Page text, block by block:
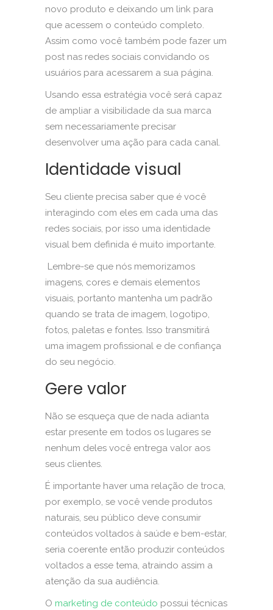
novo produto e deixando um link para
que acessem o conteúdo completo.
Assim como você também pode fazer um
post nas redes sociais convidando os
usuários para acessarem a sua página.
Usando essa estratégia você será capaz
de ampliar a visibilidade da sua marca
sem necessariamente precisar
desenvolver uma ação para cada canal.
Identidade visual
Seu cliente precisa saber que é você
interagindo com eles em cada uma das
redes sociais, por isso uma identidade
visual bem definida é muito importante.
Lembre-se que nós memorizamos
imagens, cores e demais elementos
visuais, portanto mantenha um padrão
quando se trata de imagem, logotipo,
fotos, paletas e fontes. Isso transmitirá
uma imagem profissional e de confiança
do seu negócio.
Gere valor
Não se esqueça que de nada adianta
estar presente em todos os lugares se
nenhum deles você entrega valor aos
seus clientes.
É importante haver uma relação de troca,
por exemplo, se você vende produtos
naturais, seu público deve consumir
conteúdos voltados à saúde e bem-estar,
seria coerente então produzir conteúdos
voltados a esse tema, atraindo assim a
atenção da sua audiência.
O marketing de conteúdo possui técnicas